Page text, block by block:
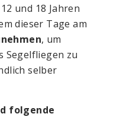
und 18 Jahren
dieser Tage am
, um
Segelfliegen zu
selber
folgende